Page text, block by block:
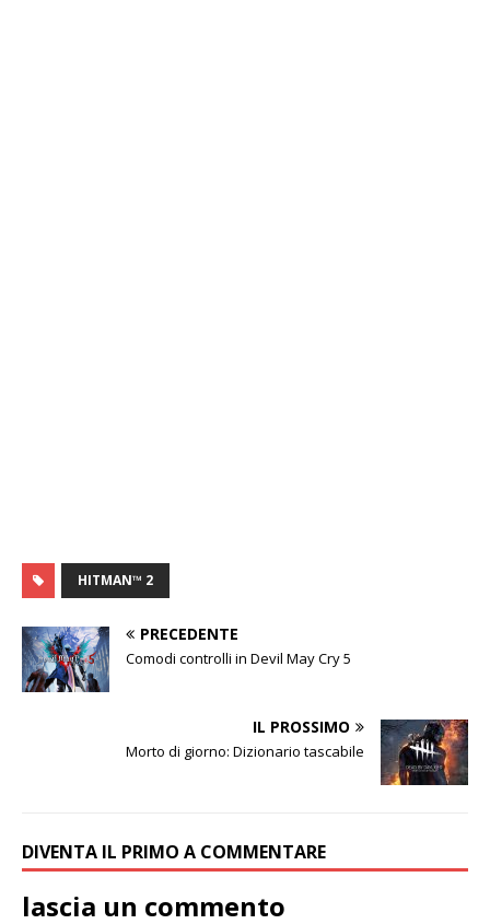
HITMAN™ 2
PRECEDENTE
Comodi controlli in Devil May Cry 5
IL PROSSIMO
Morto di giorno: Dizionario tascabile
DIVENTA IL PRIMO A COMMENTARE
lascia un commento